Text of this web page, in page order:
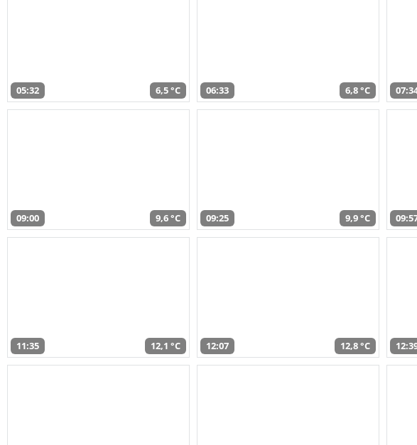
05:32 6,5 °C 06:33 6,8 °C
09:00 9,6 °C 09:25 9,9 °C
11:35 12,1 °C 12:07 12,8 °C